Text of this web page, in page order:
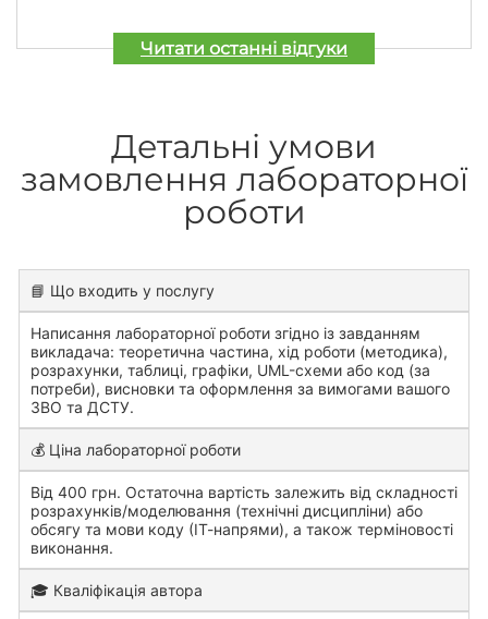
Читати останні відгуки
Детальні умови
замовлення лабораторної
роботи
📘 Що входить у послугу
Написання лабораторної роботи згідно із завданням
викладача: теоретична частина, хід роботи (методика),
розрахунки, таблиці, графіки, UML-схеми або код (за
потреби), висновки та оформлення за вимогами вашого
ЗВО та ДСТУ.
💰 Ціна лабораторної роботи
Від 400 грн. Остаточна вартість залежить від складності
розрахунків/моделювання (технічні дисципліни) або
обсягу та мови коду (ІТ-напрями), а також терміновості
виконання.
🎓 Кваліфікація автора